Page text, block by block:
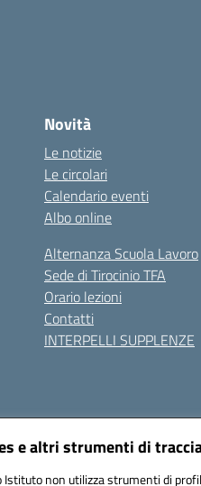
e altri strumenti di
Istituto non utilizza strumenti di
Novità
Le notizie
Le circolari
Calendario eventi
Albo online
Alternanza Scuola Lavoro
Sede di Tirocinio TFA
Orario lezioni
Contatti
INTERPELLI SUPPLENZE